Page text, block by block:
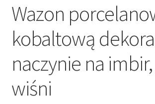
Wazon
kobaltową
naczynie na
wiśni